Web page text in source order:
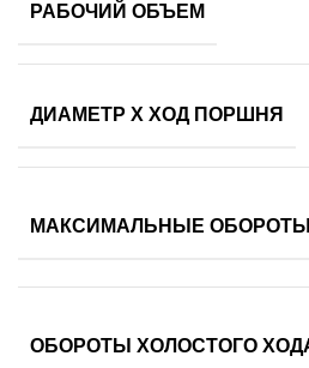
РАБОЧИЙ ОБЪЕМ
ДИАМЕТР Х ХОД ПОРШНЯ
МАКСИМАЛЬНЫЕ ОБОРОТЫ
ОБОРОТЫ ХОЛОСТОГО